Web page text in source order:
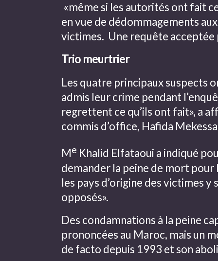
«même si les autorités ont fait
en vue de dédommagements
victimes. Une requête acceptée
Trio meurtrier
Les quatre principaux suspects
admis leur crime pendant
regrettent ce qu’ils ont fait», a
commis d’office, Hafida
Me Khalid Elfataoui a indiqué
demander la peine de mort pour
les pays d’origine des victimes
opposés».
Des condamnations à la peine
prononcées au Maroc, mais un
de facto depuis 1993 et son